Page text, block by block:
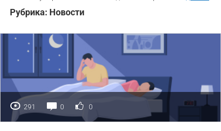
Рубрика: Новости
291 0 0